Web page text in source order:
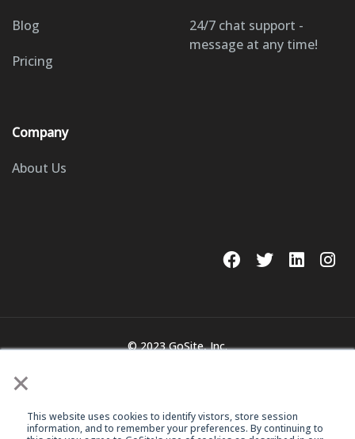
×
This website uses cookies to identify vistors, store session
information, and to remember your preferences. By continuing to
Blog
Pricing
Company
About Us
24/7 chat support -
message at any time!
© 2023 GoSite, Inc.